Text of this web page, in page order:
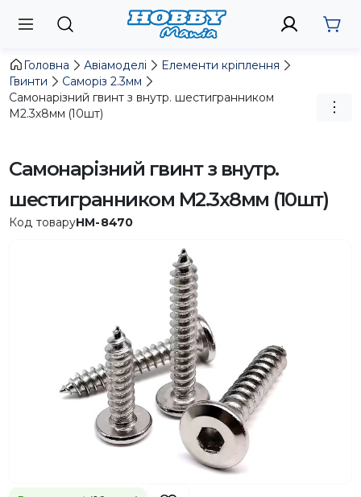
Головна Авіамоделі
Елементи кріплення
Гвинти
Саморіз 2.3мм
Самонарізний гвинт з внутр. шестигранником
M2.3х8мм (10шт)
Самонарізний гвинт з внутр.
шестигранником M2.3х8мм (10шт)
Код товаруHM-8470